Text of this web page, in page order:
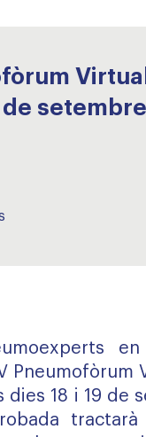
de
en
Pneumofòrum
dies 18 i 19 de
tractarà